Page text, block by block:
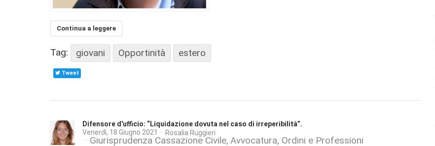
Continua a leggere
Tag: giovani Opportinità estero
Tweet
Difensore d'ufficio: “Liquidazione dovuta nel caso di irreperibilità”.
Venerdì, 18 Giugno 2021 Rosalia Ruggieri
Giurisprudenza Cassazione Civile Avvocatura, Ordini e Professioni